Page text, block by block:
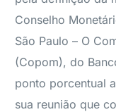
Conselho
São Paulo – O
(Copom), do
ponto porcentual
sua reunião que